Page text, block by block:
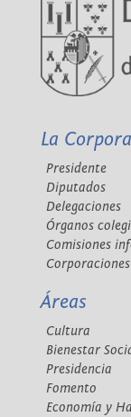
La
Presidente
Diputados
Delegaciones
Órganos
Comisiones
Áreas
Cultura
Bienestar
Presidencia
Fomento
Economía y